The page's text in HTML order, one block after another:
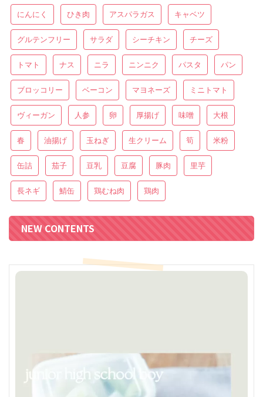
にんにく ひき肉 アスパラガス キャベツ
グルテンフリー サラダ シーチキン チーズ
トマト ナス ニラ ニンニク パスタ パン
ブロッコリー ベーコン マヨネーズ ミニトマト
ヴィーガン 人参 卵 厚揚げ 味噌 大根
春 油揚げ 玉ねぎ 生クリーム 筍 米粉
缶詰 茄子 豆乳 豆腐 豚肉 里芋
長ネギ 鯖缶 鶏むね肉 鶏肉
NEW CONTENTS